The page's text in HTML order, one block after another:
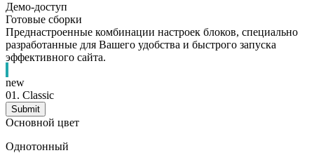
Демо-доступ
Готовые сборки
Преднастроенные комбинации настроек блоков, специально
разработанные для Вашего удобства и быстрого запуска
эффективного сайта.
new
01. Classic
Основной цвет
Однотонный